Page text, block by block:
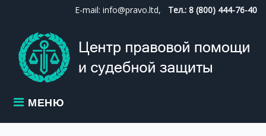
content
E-mail: info@pravo.ltd, Тел.: 8 (800) 444-76-40
МЕНЮ